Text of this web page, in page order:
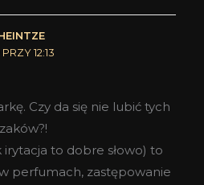
12:13
Czy da się nie lubić tych
to dobre słowo) to
perfumach, zastępowanie